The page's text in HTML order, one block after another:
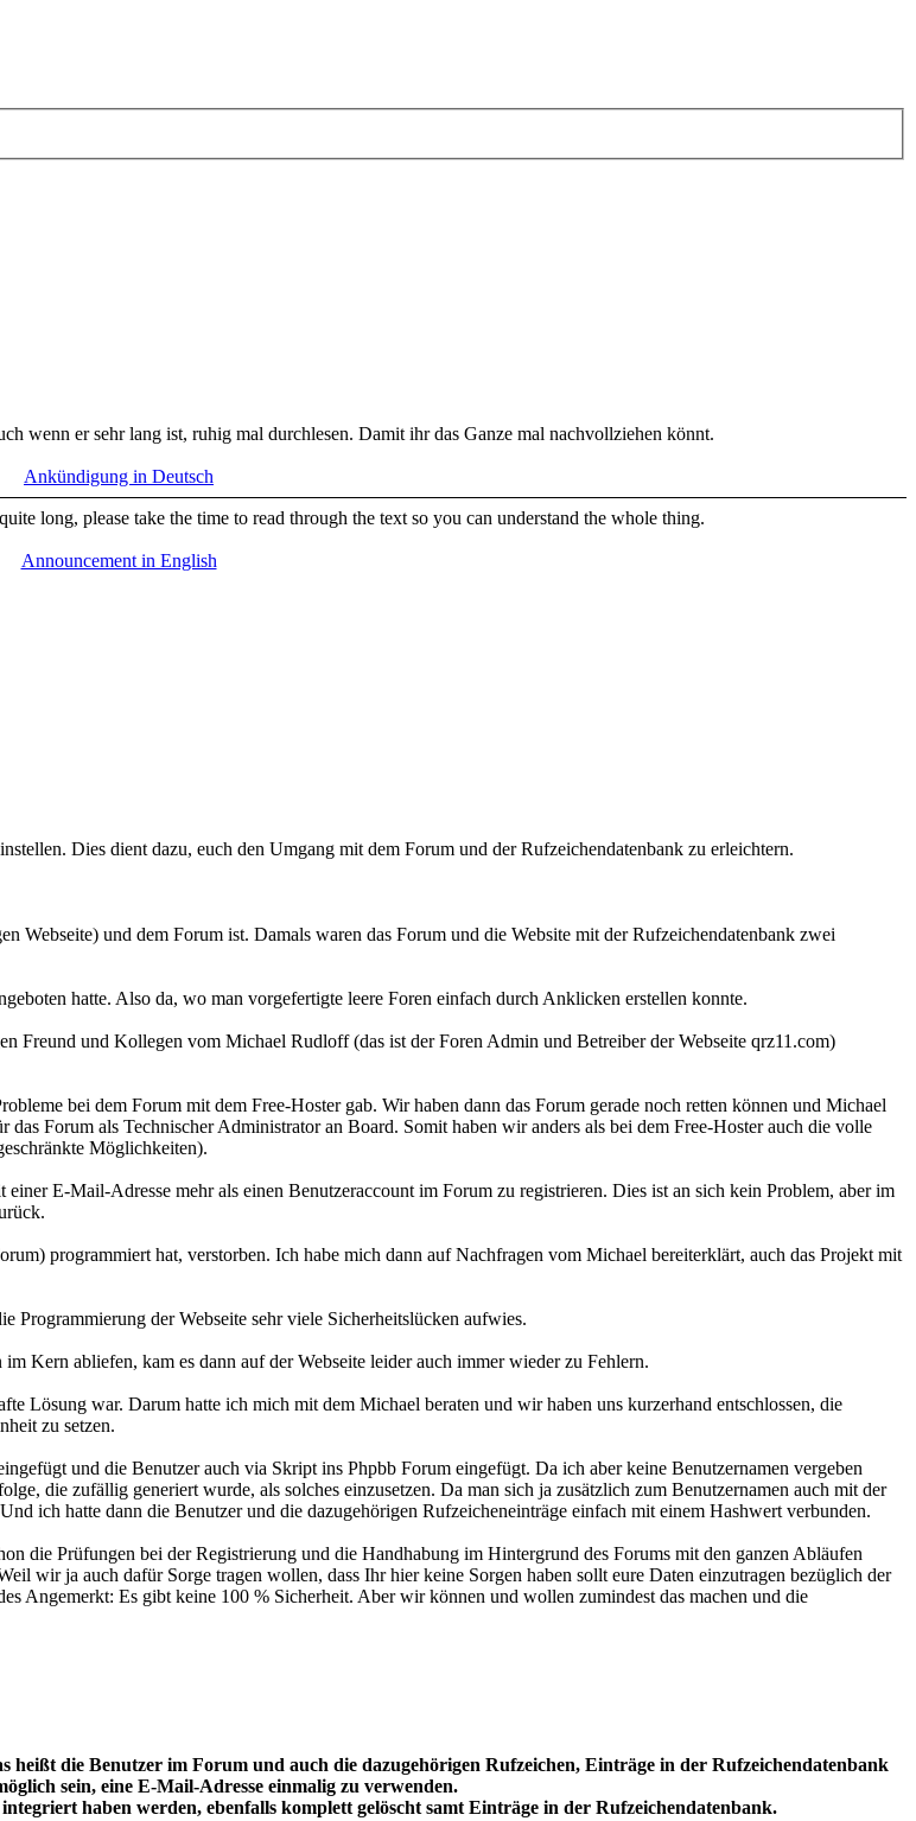
wenn er sehr lang ist, ruhig mal durchlesen. Damit ihr das Ganze mal nachvollziehen könnt.
Ankündigung in Deutsch
long, please take the time to read through the text so you can understand the whole thing.
Announcement in English
Dies dient dazu, euch den Umgang mit dem Forum und der Rufzeichendatenbank zu erleichtern.
Webseite) und dem Forum ist. Damals waren das Forum und die Website mit der Rufzeichendatenbank zwei
hatte. Also da, wo man vorgefertigte leere Foren einfach durch Anklicken erstellen konnte.
Freund und Kollegen vom Michael Rudloff (das ist der Foren Admin und Betreiber der Webseite qrz11.com)
bei dem Forum mit dem Free-Hoster gab. Wir haben dann das Forum gerade noch retten können und Michael
Forum als Technischer Administrator an Board. Somit haben wir anders als bei dem Free-Hoster auch die volle
Möglichkeiten).
E-Mail-Adresse mehr als einen Benutzeraccount im Forum zu registrieren. Dies ist an sich kein Problem, aber im
programmiert hat, verstorben. Ich habe mich dann auf Nachfragen vom Michael bereiterklärt, auch das Projekt mit
Programmierung der Webseite sehr viele Sicherheitslücken aufwies.
Kern abliefen, kam es dann auf der Webseite leider auch immer wieder zu Fehlern.
Lösung war. Darum hatte ich mich mit dem Michael beraten und wir haben uns kurzerhand entschlossen, die
zu setzen.
und die Benutzer auch via Skript ins Phpbb Forum eingefügt. Da ich aber keine Benutzernamen vergeben
die zufällig generiert wurde, als solches einzusetzen. Da man sich ja zusätzlich zum Benutzernamen auch mit der
ich hatte dann die Benutzer und die dazugehörigen Rufzeicheneinträge einfach mit einem Hashwert verbunden.
die Prüfungen bei der Registrierung und die Handhabung im Hintergrund des Forums mit den ganzen Abläufen
wir ja auch dafür Sorge tragen wollen, dass Ihr hier keine Sorgen haben sollt eure Daten einzutragen bezüglich der
Angemerkt: Es gibt keine 100 % Sicherheit. Aber wir können und wollen zumindest das machen und die
heißt die Benutzer im Forum und auch die dazugehörigen Rufzeichen, Einträge in der Rufzeichendatenbank
sein, eine E-Mail-Adresse einmalig zu verwenden.
haben werden, ebenfalls komplett gelöscht samt Einträge in der Rufzeichendatenbank.